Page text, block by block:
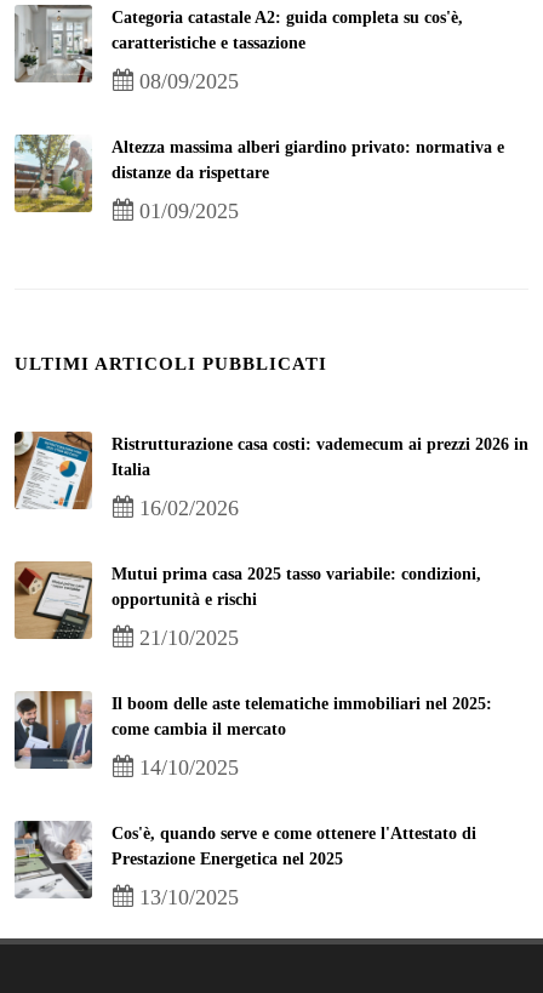
Categoria catastale A2: guida completa su cos'è,
caratteristiche e tassazione
08/09/2025
Altezza massima alberi giardino privato: normativa e
distanze da rispettare
01/09/2025
ULTIMI ARTICOLI PUBBLICATI
Ristrutturazione casa costi: vademecum ai prezzi 2026 in
Italia
16/02/2026
Mutui prima casa 2025 tasso variabile: condizioni,
opportunità e rischi
21/10/2025
Il boom delle aste telematiche immobiliari nel 2025:
come cambia il mercato
14/10/2025
Cos'è, quando serve e come ottenere l'Attestato di
Prestazione Energetica nel 2025
13/10/2025